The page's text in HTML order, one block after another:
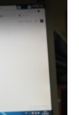
обман.